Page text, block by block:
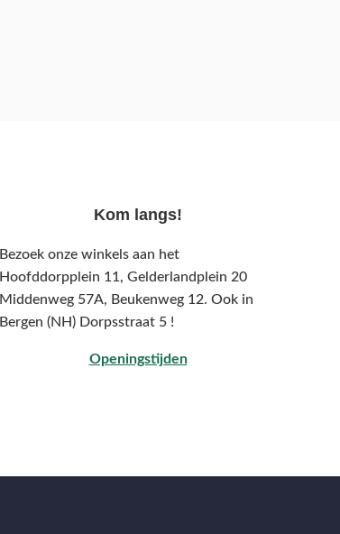
Kom langs!
Bezoek onze winkels aan het
Hoofddorpplein 11, Gelderlandplein 20
Middenweg 57A, Beukenweg 12. Ook in
Bergen (NH) Dorpsstraat 5 !
Openingstijden